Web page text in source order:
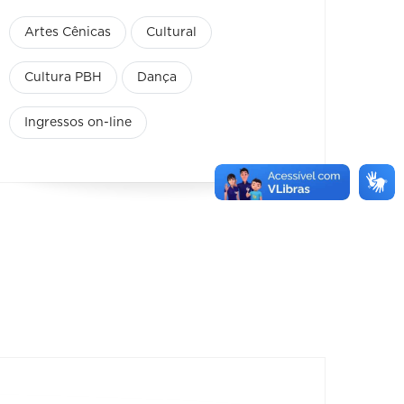
Artes Cênicas Cultural
Cultura PBH Dança
Ingressos on-line